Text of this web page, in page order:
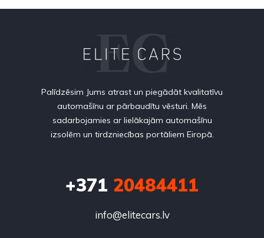
Palīdzēsim Jums atrast un piegādāt kvalitatīvu
automašīnu ar pārbaudītu vēsturi. Mēs
sadarbojamies ar lielākajām automašīnu
izsolēm un tirdzniecības portāliem Eiropā.
+371 20484411
info@elitecars.lv